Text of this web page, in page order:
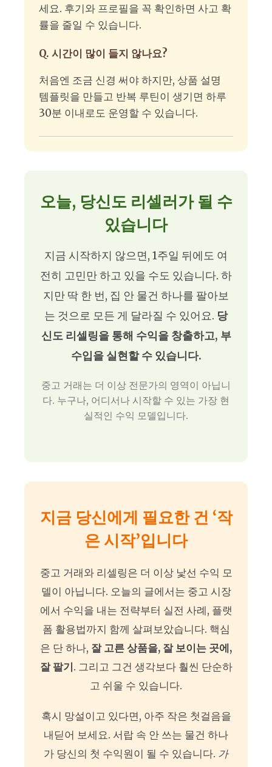
세요. 후기와 프로필을 꼭 확인하면 사고 확
률을 줄일 수 있습니다.
Q. 시간이 많이 들지 않나요?
처음엔 조금 신경 써야 하지만, 상품 설명
템플릿을 만들고 반복 루틴이 생기면 하루
30분 이내로도 운영할 수 있습니다.
오늘, 당신도 리셀러가 될 수
있습니다
지금 시작하지 않으면, 1주일 뒤에도 여
전히 고민만 하고 있을 수도 있습니다. 하
지만 딱 한 번, 집 안 물건 하나를 팔아보
는 것으로 모든 게 달라질 수 있어요. 당
신도 리셀링을 통해 수익을 창출하고, 부
수입을 실현할 수 있습니다.
중고 거래는 더 이상 전문가의 영역이 아닙니
다. 누구나, 어디서나 시작할 수 있는 가장 현
실적인 수익 모델입니다.
지금 당신에게 필요한 건 ‘작
은 시작’입니다
중고 거래와 리셀링은 더 이상 낯선 수익 모
델이 아닙니다. 오늘의 글에서는 중고 시장
에서 수익을 내는 전략부터 실전 사례, 플랫
폼 활용법까지 함께 살펴보았습니다. 핵심
은 단 하나, 잘 고른 상품을, 잘 보이는 곳에,
잘 팔기. 그리고 그건 생각보다 훨씬 단순하
고 쉬울 수 있습니다.
혹시 망설이고 있다면, 아주 작은 첫걸음을
내딛어 보세요. 서랍 속 안 쓰는 물건 하나
가 당신의 첫 수익원이 될 수 있습니다. 가